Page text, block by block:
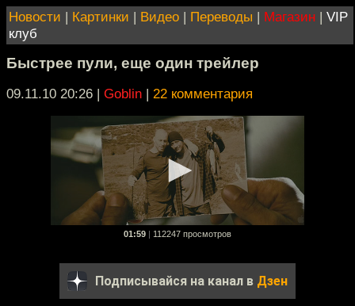
Новости | Картинки | Видео | Переводы | Магазин | VIP
клуб
Быстрее пули, еще один трейлер
09.11.10 20:26 | Goblin | 22 комментария
01:59 112247 просмотров
Подписывайся на канал в Дзен